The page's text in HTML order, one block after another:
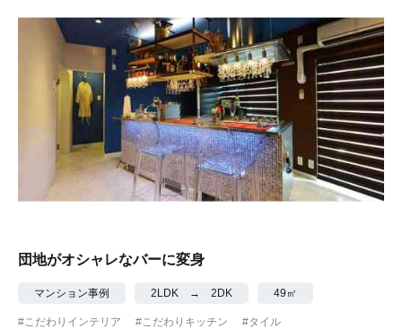
団地がオシャレなバーに変身
マンション事例 2LDK → 2DK 49㎡
#こだわりインテリア #こだわりキッチン #タイル